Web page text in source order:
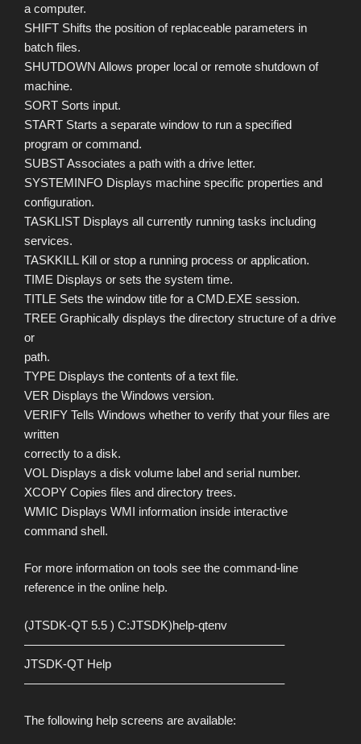
a computer.
SHIFT Shifts the position of replaceable parameters in
batch files.
SHUTDOWN Allows proper local or remote shutdown of
machine.
SORT Sorts input.
START Starts a separate window to run a specified
program or command.
SUBST Associates a path with a drive letter.
SYSTEMINFO Displays machine specific properties and
configuration.
TASKLIST Displays all currently running tasks including
services.
TASKKILL Kill or stop a running process or application.
TIME Displays or sets the system time.
TITLE Sets the window title for a CMD.EXE session.
TREE Graphically displays the directory structure of a drive
or
path.
TYPE Displays the contents of a text file.
VER Displays the Windows version.
VERIFY Tells Windows whether to verify that your files are
written
correctly to a disk.
VOL Displays a disk volume label and serial number.
XCOPY Copies files and directory trees.
WMIC Displays WMI information inside interactive
command shell.
For more information on tools see the command-line
reference in the online help.
(JTSDK-QT 5.5 ) C:JTSDK)help-qtenv
—————————————————————–
JTSDK-QT Help
—————————————————————–
The following help screens are available: